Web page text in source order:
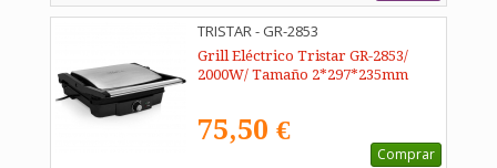
TRISTAR - GR-2853
Grill Eléctrico Tristar GR-2853/
2000W/ Tamaño 2*297*235mm
75,50 €
Comprar